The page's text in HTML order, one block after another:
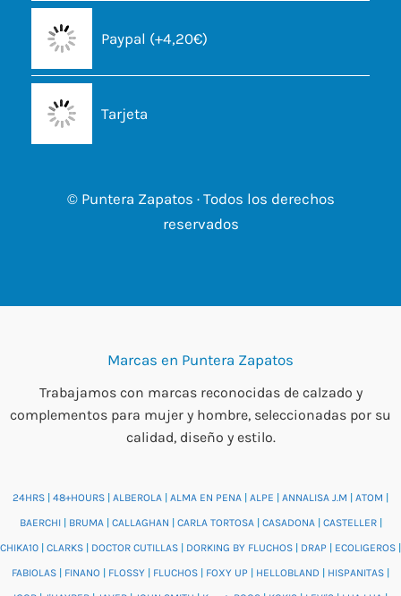
Paypal (+4,20€)
Tarjeta
© Puntera Zapatos · Todos los derechos
reservados
Marcas en Puntera Zapatos
Trabajamos con marcas reconocidas de calzado y
complementos para mujer y hombre, seleccionadas por su
calidad, diseño y estilo.
24HRS | 48+HOURS | ALBEROLA | ALMA EN PENA | ALPE | ANNALISA J.M | ATOM |
BAERCHI| BRUMA| CALLAGHAN | CARLA TORTOSA| CASADONA| CASTELLER|
CHIKA10 | CLARKS | DOCTOR CUTILLAS | DORKING BY FLUCHOS | DRAP | ECOLIGEROS |
FABIOLAS | FINANO | FLOSSY | FLUCHOS | FOXY UP | HELLOBLAND | HISPANITAS |